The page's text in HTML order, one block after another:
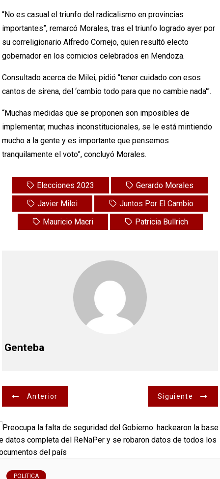
“No es casual el triunfo del radicalismo en provincias
importantes”, remarcó Morales, tras el triunfo logrado ayer por
su correligionario Alfredo Cornejo, quien resultó electo
gobernador en los comicios celebrados en Mendoza.
Consultado acerca de Milei, pidió “tener cuidado con esos
cantos de sirena, del ‘cambio todo para que no cambie nada'”.
“Muchas medidas que se proponen son imposibles de
implementar, muchas inconstitucionales, se le está mintiendo
mucho a la gente y es importante que pensemos
tranquilamente el voto”, concluyó Morales.
Elecciones 2023
Gerardo Morales
Javier Milei
Juntos Por El Cambio
Mauricio Macri
Patricia Bullrich
Genteba
N
a
v
e
Anterior Siguiente
POLITICA